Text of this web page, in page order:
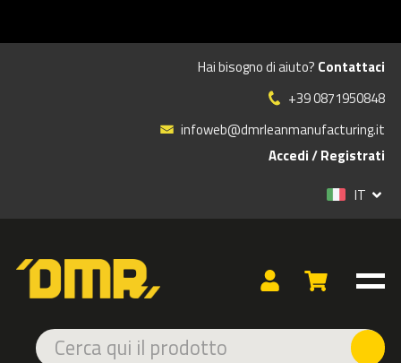
Hai bisogno di aiuto? Contattaci
+39 0871950848
infoweb@dmrleanmanufacturing.it
Accedi/Registrati
IT
Azienda: